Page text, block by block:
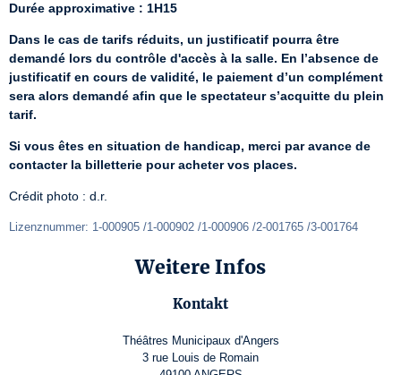
Durée approximative : 1H15
Dans le cas de tarifs réduits, un justificatif pourra être
demandé lors du contrôle d'accès à la salle. En l’absence de
justificatif en cours de validité, le paiement d’un complément
sera alors demandé afin que le spectateur s’acquitte du plein
tarif.
Si vous êtes en situation de handicap, merci par avance de
contacter la billetterie pour acheter vos places.
Crédit photo : d.r.
Lizenznummer: 1-000905 /1-000902 /1-000906 /2-001765 /3-001764
Weitere Infos
Kontakt
Théâtres Municipaux d'Angers
3 rue Louis de Romain